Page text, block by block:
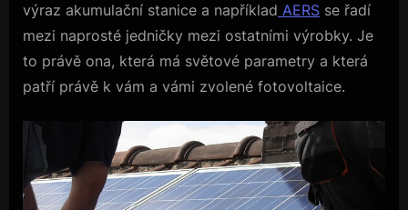
výraz akumulační stanice a například AERS se řadí
mezi naprosté jedničky mezi ostatními výrobky. Je
to právě ona, která má světové parametry a která
patří právě k vám a vámi zvolené fotovoltaice.